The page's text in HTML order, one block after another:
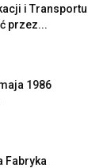
i Transportu
przez...
1986
Fabryka